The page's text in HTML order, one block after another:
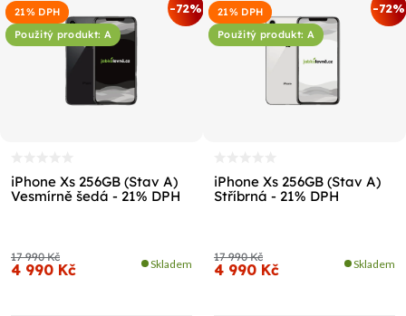
21% DPH
Použitý produkt: A
-72%
iPhone Xs 256GB (Stav A)
Vesmírně šedá - 21% DPH
17 990 Kč
4 990 Kč Skladem
21% DPH
Použitý produkt: A
-72%
iPhone Xs 256GB (Stav A)
Stříbrná - 21% DPH
17 990 Kč
4 990 Kč Skladem